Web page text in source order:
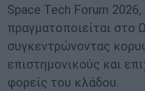
Space Tech Forum
πραγματοποιείται στο
συγκεντρώνοντας
επιστημονικούς και
φορείς του κλάδου.